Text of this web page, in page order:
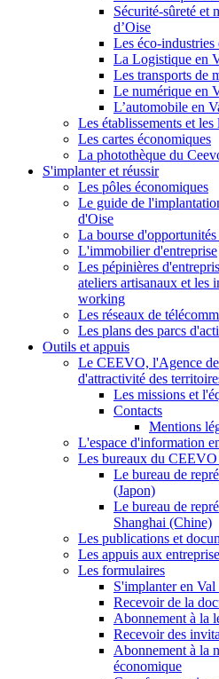
Sécurité-sûreté et
d’Oise
Les éco-industries
La Logistique en
Les transports de
Le numérique en
L’automobile en
Les établissements et
Les cartes économiques
La photothèque du
S'implanter et réussir
Les pôles économiques
Le guide de
d'Oise
La bourse
L'immobilier d'entreprise
Les pépinières
ateliers artisanaux et les
working
Les réseaux de
Les plans des parcs
Outils et appuis
Le CEEVO, l'Agence
d'attractivité des
Les missions et
Contacts
Mentions
L'espace d'information
Les bureaux du CEEVO
Le bureau de
(Japon)
Le bureau de
Shanghai (Chine)
Les publications et
Les appuis aux
Les formulaires
S'implanter en Val
Recevoir de la
Abonnement à la
Recevoir des
Abonnement à la
économique